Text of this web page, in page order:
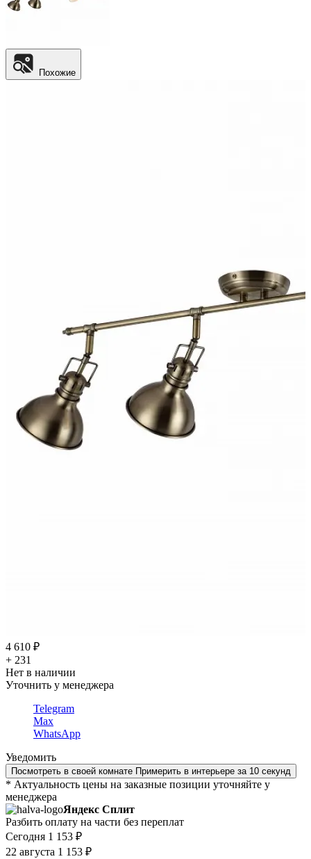
Похожие
4 610 ₽
+ 231
Нет в наличии
Уточнить у менеджера
Telegram
Max
WhatsApp
Уведомить
Посмотреть в своей комнате Примерить в интерьере за 10 секунд
* Актуальность цены на заказные позиции уточняйте у
менеджера
Яндекс Сплит
Разбить оплату на части без переплат
Сегодня 1 153 ₽
22 августа 1 153 ₽